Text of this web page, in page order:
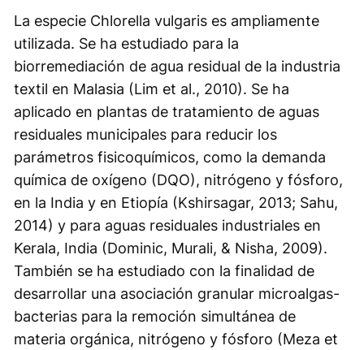
La especie Chlorella vulgarises ampliamente
utilizada. Se ha estudiado para la
biorremediación de agua residual de la industria
textil en Malasia (Lim et al., 2010). Se ha
aplicado en plantas de tratamiento de aguas
residuales municipales para reducir los
parámetros fisicoquímicos, como la demanda
química de oxígeno (DQO), nitrógeno y fósforo,
en la India y en Etiopía (Kshirsagar, 2013; Sahu,
2014) y para aguas residuales industriales en
Kerala, India (Dominic, Murali, & Nisha, 2009).
También se ha estudiado con la finalidad de
desarrollar una asociación granular microalgas-
bacterias para la remoción simultánea de
materia orgánica, nitrógeno y fósforo (Meza et